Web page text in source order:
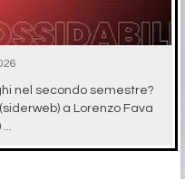
nel secondo semestre?
a Lorenzo Fava
...